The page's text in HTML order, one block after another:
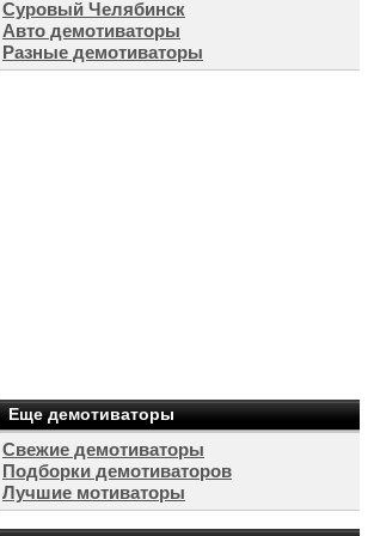
Суровый Челябинск
Авто демотиваторы
Разные демотиваторы
Еще демотиваторы
Свежие демотиваторы
Подборки демотиваторов
Лучшие мотиваторы